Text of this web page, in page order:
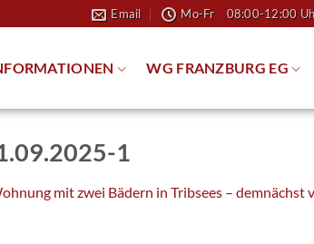
Email Mo-Fr 08:00-12:00
WG FRANZBURG EG
1
mit zwei Bädern in Tribsees – demnächst